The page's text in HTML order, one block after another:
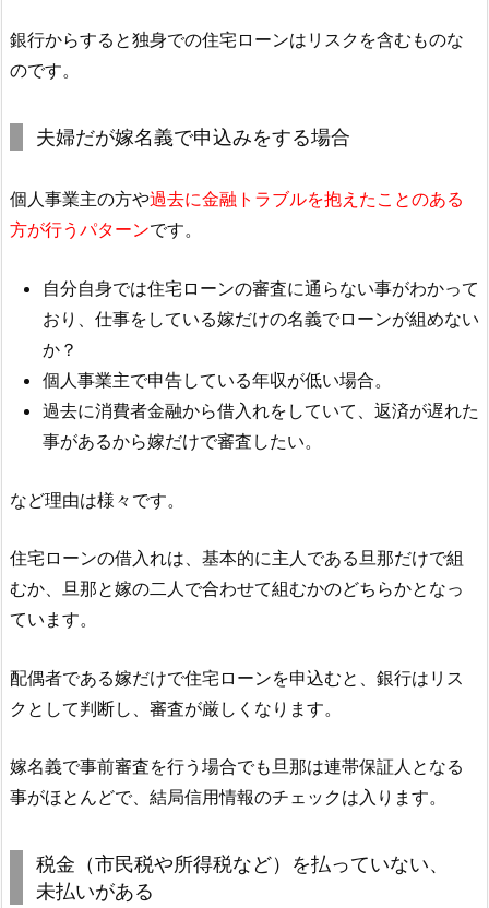
銀行からすると独身での住宅ローンはリスクを含むものな
のです。
夫婦だが嫁名義で申込みをする場合
個人事業主の方や過去に金融トラブルを抱えたことのある
方が行うパターンです。
自分自身では住宅ローンの審査に通らない事がわかって
おり、仕事をしている嫁だけの名義でローンが組めない
か？
個人事業主で申告している年収が低い場合。
過去に消費者金融から借入れをしていて、返済が遅れた
事があるから嫁だけで審査したい。
など理由は様々です。
住宅ローンの借入れは、基本的に主人である旦那だけで組
むか、旦那と嫁の二人で合わせて組むかのどちらかとなっ
ています。
配偶者である嫁だけで住宅ローンを申込むと、銀行はリス
クとして判断し、審査が厳しくなります。
嫁名義で事前審査を行う場合でも旦那は連帯保証人となる
事がほとんどで、結局信用情報のチェックは入ります。
税金（市民税や所得税など）を払っていない、
未払いがある